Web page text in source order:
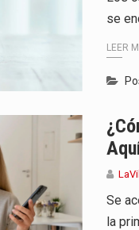
se
LEER
Se
la